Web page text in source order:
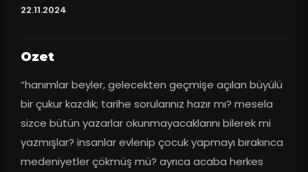
22.11.2024
Ozet
“hanımlar beyler, gelecekten geçmişe açılan büyülü
bir çukur kazdık; tarihe sorularınız hazır mı? mesela
sizce bütün yazarlar okunmayacaklarını bilerek mi
yazmışlar? insanlar evlenip çocuk yapmayı bırakınca
medeniyetler çökmüş mü? ayrıca acaba herkes